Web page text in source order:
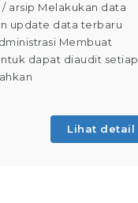
arsip Melakukan data
update data terbaru
Membuat
dapat diaudit setiap
Lihat detail